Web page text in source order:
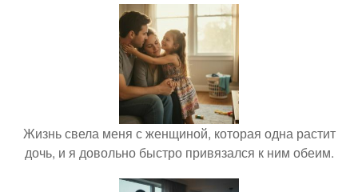
Жизнь свела меня с женщиной, которая одна растит
дочь, и я довольно быстро привязался к ним обеим.